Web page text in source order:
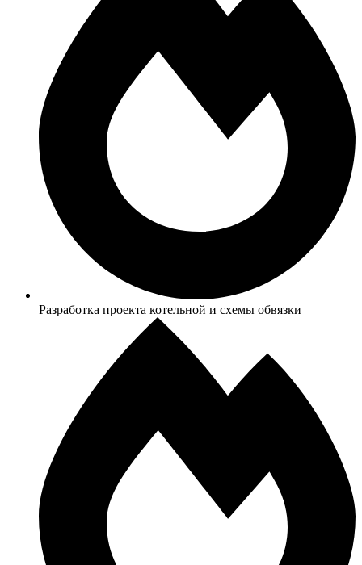
Разработка проекта котельной и схемы обвязки